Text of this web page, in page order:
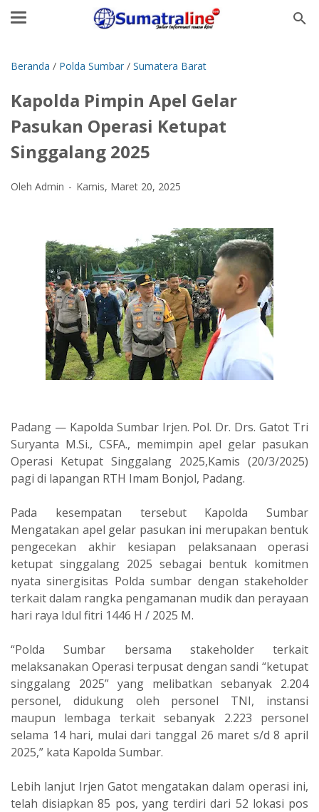
Beranda / Polda Sumbar / Sumatera Barat
Kapolda Pimpin Apel Gelar
Pasukan Operasi Ketupat
Singgalang 2025
Oleh Admin Kamis, Maret 20, 2025
Padang — Kapolda Sumbar Irjen. Pol. Dr. Drs. Gatot Tri
Suryanta M.Si., CSFA., memimpin apel gelar pasukan
Operasi Ketupat Singgalang 2025,Kamis (20/3/2025)
pagi di lapangan RTH Imam Bonjol, Padang.
Pada kesempatan tersebut Kapolda Sumbar
Mengatakan apel gelar pasukan ini merupakan bentuk
pengecekan akhir kesiapan pelaksanaan operasi
ketupat singgalang 2025 sebagai bentuk komitmen
nyata sinergisitas Polda sumbar dengan stakeholder
terkait dalam rangka pengamanan mudik dan perayaan
hari raya Idul fitri 1446 H / 2025 M.
“Polda Sumbar bersama stakeholder terkait
melaksanakan Operasi terpusat dengan sandi “ketupat
singgalang 2025” yang melibatkan sebanyak 2.204
personel, didukung oleh personel TNI, instansi
maupun lembaga terkait sebanyak 2.223 personel
selama 14 hari, mulai dari tanggal 26 maret s/d 8 april
2025,” kata Kapolda Sumbar.
Lebih lanjut Irjen Gatot mengatakan dalam operasi ini,
telah disiapkan 85 pos, yang terdiri dari 52 lokasi pos